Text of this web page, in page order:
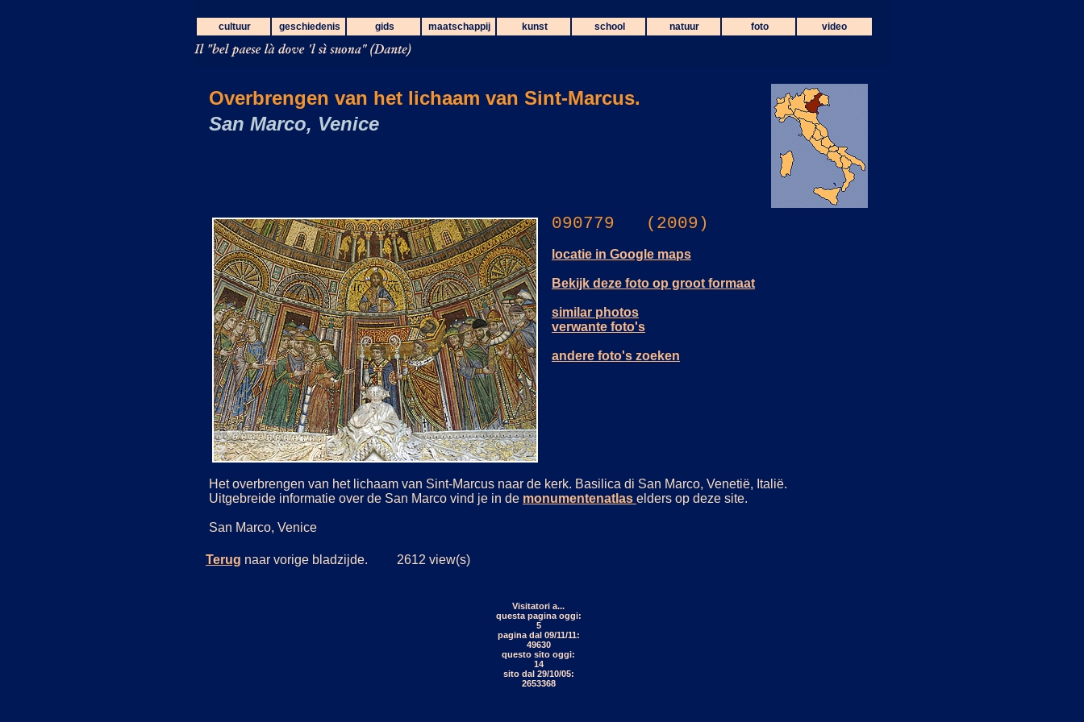
cultuur geschiedenis gids maatschappij kunst school natuur foto video
Overbrengen van het lichaam van Sint-Marcus.
San Marco, Venice
090779 (2009)
locatie in Google maps
Bekijk deze foto op groot formaat
similar photos
verwante foto's
andere foto's zoeken
Het overbrengen van het lichaam van Sint-Marcus naar de kerk. Basilica di San Marco, Venetië, Italië.
Uitgebreide informatie over de San Marco vind je in de monumentenatlas elders op deze site.
San Marco, Venice
Terug naar vorige bladzijde. 2612 view(s)
Visitatori a...
questa pagina oggi:
5
pagina dal 09/11/11:
49630
questo sito oggi:
14
sito dal 29/10/05:
2653368